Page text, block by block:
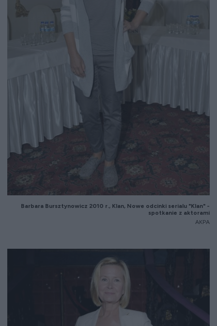
Barbara Bursztynowicz 2010 r., Klan, Nowe odcinki serialu "Klan" -
spotkanie z aktorami
AKPA